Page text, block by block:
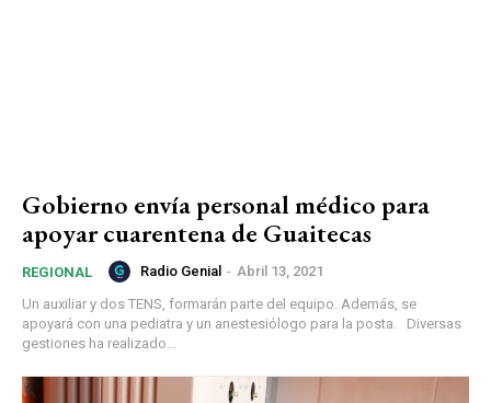
Gobierno envía personal médico para
apoyar cuarentena de Guaitecas
REGIONAL Radio Genial - Abril 13, 2021
Un auxiliar y dos TENS, formarán parte del equipo. Además, se
apoyará con una pediatra y un anestesiólogo para la posta. Diversas
gestiones ha realizado...